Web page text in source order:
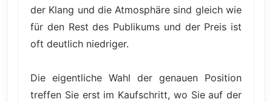
der Klang und die Atmosphäre sind gleich wie
für den Rest des Publikums und der Preis ist
oft deutlich niedriger.
Die eigentliche Wahl der genauen Position
treffen Sie erst im Kaufschritt, wo Sie auf der